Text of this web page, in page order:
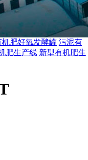
机肥好氧发酵罐 污泥有
肥生产线 新型有机肥生